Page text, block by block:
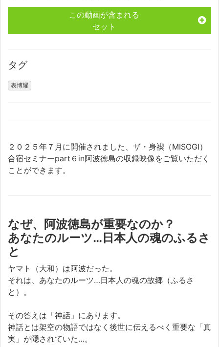
この動画が含まれる
セット
タグ
表博耀
２０２５年７月に開催されました、ザ・身禊（MISOGI）
合宿セミナーpart６in阿波徳島の収録映像をご覧いただく
ことができます。
なぜ、阿波徳島が重要なのか？
あなたのルーツ…日本人の魂のふるさ
と
ヤマト（大和）は阿波だった。
それは、あなたのルーツ…日本人の魂の故郷（ふるさ
と）。
その答えは「神話」にあります。
神話とは架空の物語ではなく後世に伝えるべく重要な「真
実」が隠されていた…。